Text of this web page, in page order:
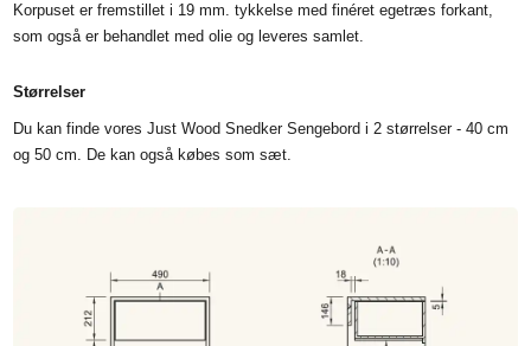
Korpuset er fremstillet i 19 mm. tykkelse med finéret egetræs forkant,
som også er behandlet med olie og leveres samlet.
Størrelser
Du kan finde vores Just Wood Snedker Sengebord i 2 størrelser - 40 cm
og 50 cm. De kan også købes som sæt.